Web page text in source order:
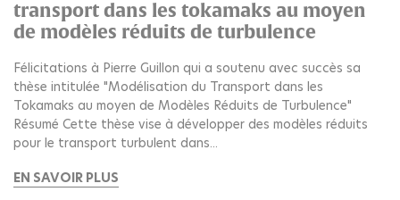
transport dans les tokamaks au moyen
de modèles réduits de turbulence
Félicitations à Pierre Guillon qui a soutenu avec succès sa
thèse intitulée "Modélisation du Transport dans les
Tokamaks au moyen de Modèles Réduits de Turbulence"
Résumé Cette thèse vise à développer des modèles réduits
pour le transport turbulent dans...
EN SAVOIR PLUS